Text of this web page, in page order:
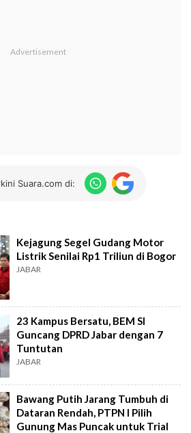
Suara.com di:
Kejagung Segel Gudang Motor
Listrik Senilai Rp1 Triliun di Bogor
JABAR
23 Kampus Bersatu, BEM SI
Guncang DPRD Jabar dengan 7
Tuntutan
JABAR
Bawang Putih Jarang Tumbuh di
Dataran Rendah, PTPN I Pilih
Gunung Mas Puncak untuk Trial